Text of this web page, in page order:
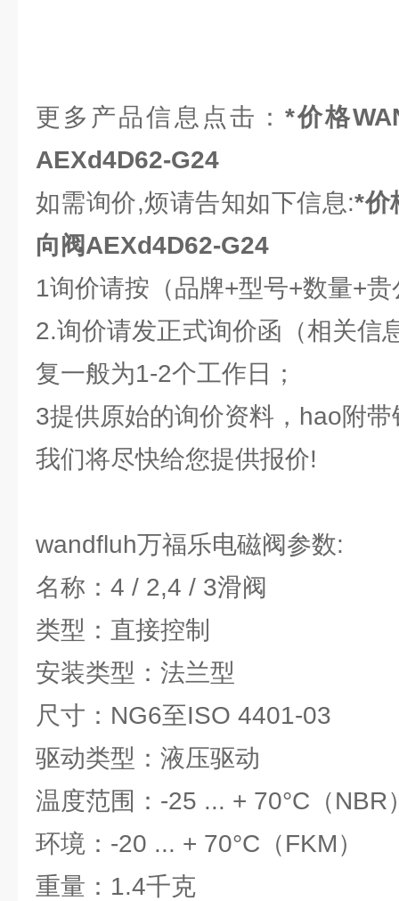
更多产品信息点击：*价格
AEXd4D62-G24
如需询价,烦请告知如下信息:*价
向阀AEXd4D62-G24
1询价请按（品牌+型号+数量+
2.询价请发正式询价函（相关信
复一般为1-2个工作日；
3提供原始的询价资料，hao附
我们将尽快给您提供报价!
wandfluh万福乐电磁阀参数:
名称：4 / 2,4 / 3滑阀
类型：直接控制
安装类型：法兰型
尺寸：NG6至ISO 4401-03
驱动类型：液压驱动
温度范围：-25 ... + 70°C（NBR
环境：-20 ... + 70°C（FKM）
重量：1.4千克